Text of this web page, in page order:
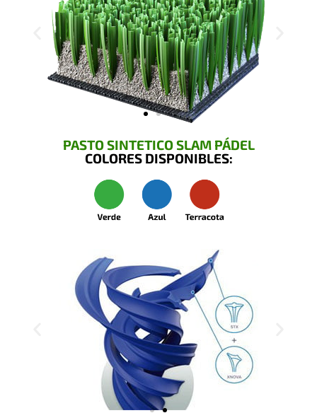
PASTO SINTETICO SLAM PÁDEL
COLORES DISPONIBLES: